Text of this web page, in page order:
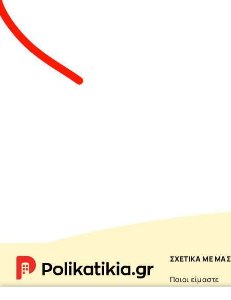
ΣΧΕΤΙΚΑ ΜΕ ΜΑΣ
Ποιοι είμαστε